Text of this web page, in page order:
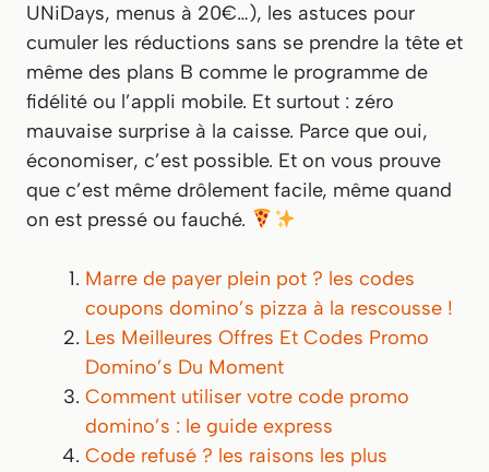
UNiDays, menus à 20€…), les astuces pour
cumuler les réductions sans se prendre la tête et
même des plans B comme le programme de
fidélité ou l’appli mobile. Et surtout : zéro
mauvaise surprise à la caisse. Parce que oui,
économiser, c’est possible. Et on vous prouve
que c’est même drôlement facile, même quand
on est pressé ou fauché.
Marre de payer plein pot ? les codes
coupons domino’s pizza à la rescousse !
Les Meilleures Offres Et Codes Promo
Domino’s Du Moment
Comment utiliser votre code promo
domino’s : le guide express
Code refusé ? les raisons les plus